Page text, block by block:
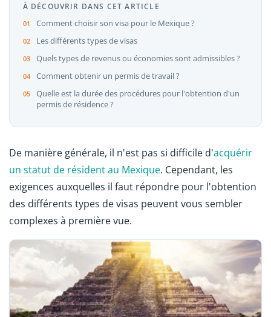
À DÉCOUVRIR DANS CET ARTICLE
Comment choisir son visa pour le Mexique ?
Les différents types de visas
Quels types de revenus ou économies sont admissibles ?
Comment obtenir un permis de travail ?
Quelle est la durée des procédures pour l'obtention d'un
permis de résidence ?
De manière générale, il n'est pas si difficile d'acquérir
un statut de résident au Mexique. Cependant, les
exigences auxquelles il faut répondre pour l'obtention
des différents types de visas peuvent vous sembler
complexes à première vue.